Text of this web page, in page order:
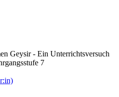
Geysir - Ein Unterrichtsversuch
7